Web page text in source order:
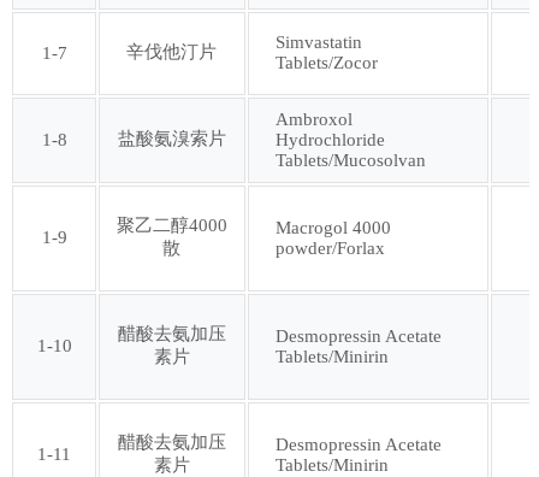
第三十一批 第三十二批
第三十三批 第三十四批
第三十九批 第四十批
1-7 辛伐他汀片
Simvastatin
Tablets/Zocor
1-8 盐酸氨溴索片
Ambroxol
Hydrochloride
Tablets/Mucosolvan
1-9
聚乙二醇4000
散
Macrogol 4000
powder/Forlax
1-10
醋酸去氨加压
素片
Desmopressin Acetate
Tablets/Minirin
1-11
醋酸去氨加压
素片
Desmopressin Acetate
Tablets/Minirin